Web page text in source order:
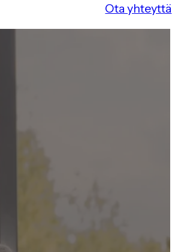
Ota yhteyttä